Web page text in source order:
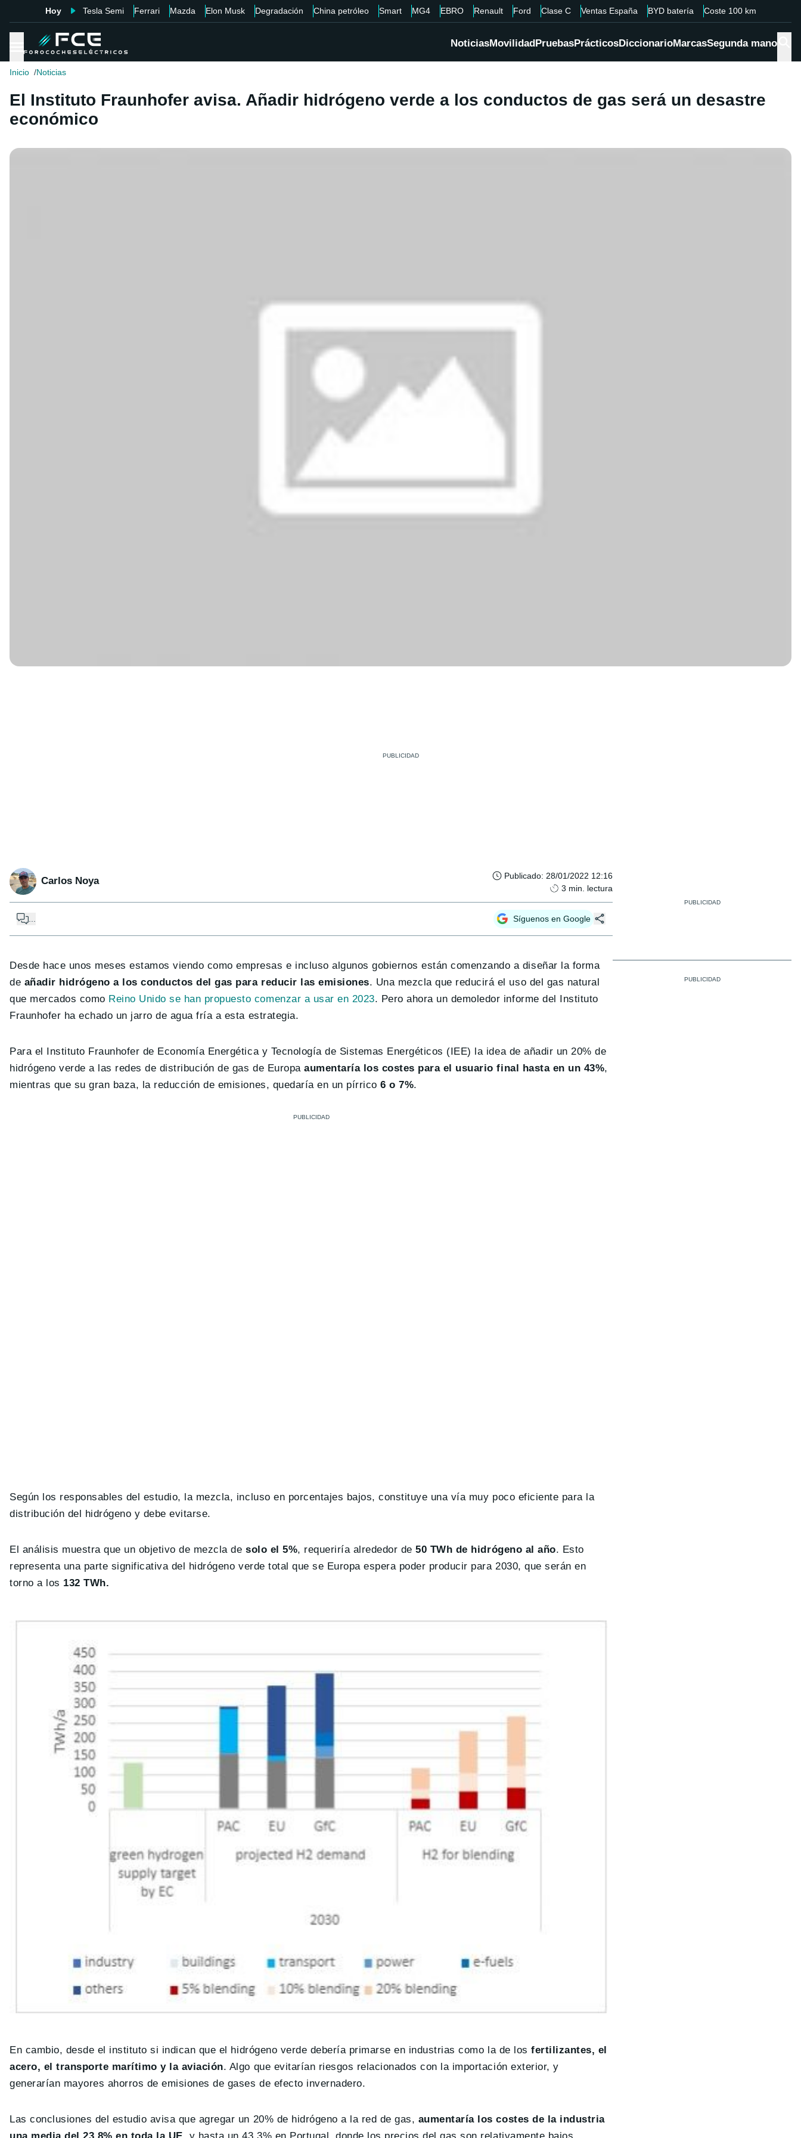
Hoy Tesla Semi Ferrari Mazda Elon Musk Degradación China petróleo Smart MG4 EBRO Renault Ford Clase C Ventas España BYD batería Coste 100 km
NoticiasMovilidadPruebasPrácticosDiccionarioMarcasSegunda mano
Inicio Noticias
El Instituto Fraunhofer avisa. Añadir hidrógeno verde a los conductos de gas será un desastre
económico
Carlos Noya Publicado: 28/01/2022 12:16
3 min. lectura
Síguenos en Google
Desde hace unos meses estamos viendo como empresas e incluso algunos gobiernos están comenzando a diseñar la forma
de añadir hidrógeno a los conductos del gas para reducir las emisiones. Una mezcla que reducirá el uso del gas natural
que mercados como Reino Unido se han propuesto comenzar a usar en 2023. Pero ahora un demoledor informe del Instituto
Fraunhofer ha echado un jarro de agua fría a esta estrategia.
Para el Instituto Fraunhofer de Economía Energética y Tecnología de Sistemas Energéticos (IEE) la idea de añadir un 20% de
hidrógeno verde a las redes de distribución de gas de Europa aumentaría los costes para el usuario final hasta en un 43%,
mientras que su gran baza, la reducción de emisiones, quedaría en un pírrico6 o 7%.
Según los responsables del estudio, la mezcla, incluso en porcentajes bajos, constituye una vía muy poco eficiente para la
distribución del hidrógeno y debe evitarse.
El análisis muestra que un objetivo de mezcla de solo el 5%, requeriría alrededor de 50 TWh de hidrógeno al año. Esto
representa una parte significativa del hidrógeno verde total que se Europa espera poder producir para 2030, que serán en
torno a los 132 TWh.
En cambio, desde el instituto si indican que el hidrógeno verde debería primarse en industrias como la de los fertilizantes, el
acero, el transporte marítimo y la aviación. Algo que evitarían riesgos relacionados con la importación exterior, y
generarían mayores ahorros de emisiones de gases de efecto invernadero.
Las conclusiones del estudio avisa que agregar un 20% de hidrógeno a la red de gas, aumentaría los costes de la industria
una media del 23,8% en toda la UE , y hasta un 43,3% en Portugal, donde los precios del gas son relativamente bajos.